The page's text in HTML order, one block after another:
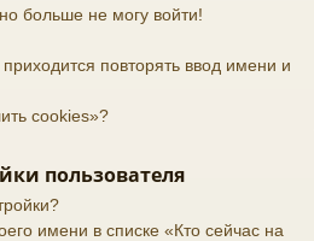
больше не могу войти!
повторять ввод имени и
cookies»?
пользователя
имени в списке «Кто сейчас на